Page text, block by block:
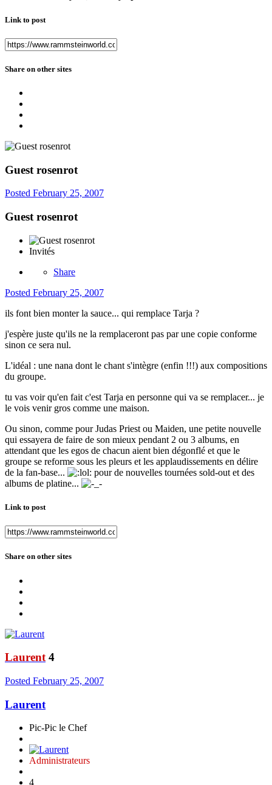
Link to post
Share on other sites
Guest rosenrot
Posted February 25, 2007
Guest rosenrot
Invités
Share
Posted February 25, 2007
ils font bien monter la sauce... qui remplace Tarja ?
j'espère juste qu'ils ne la remplaceront pas par une copie conforme
sinon ce sera nul.
L'idéal : une nana dont le chant s'intègre (enfin !!!) aux compositions
du groupe.
tu vas voir qu'en fait c'est Tarja en personne qui va se remplacer... je
le vois venir gros comme une maison.
Ou sinon, comme pour Judas Priest ou Maiden, une petite nouvelle
qui essayera de faire de son mieux pendant 2 ou 3 albums, en
attendant que les egos de chacun aient bien dégonflé et que le
groupe se reforme sous les pleurs et les applaudissements en délire
de la fan-base...
pour de nouvelles tournées sold-out et des
albums de platine...
Link to post
Share on other sites
Laurent 4
Posted February 25, 2007
Laurent
Pic-Pic le Chef
Administrateurs
4